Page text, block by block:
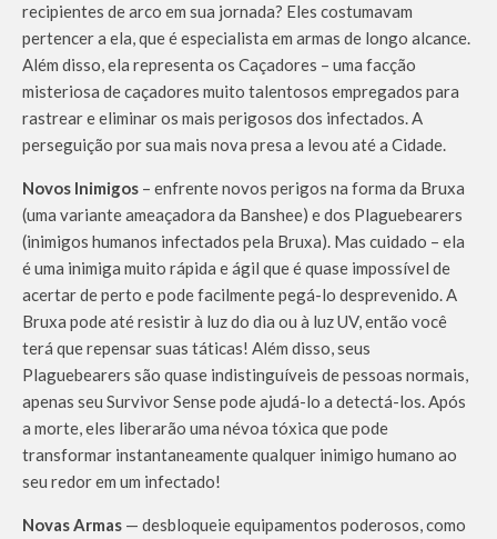
recipientes de arco em sua jornada? Eles costumavam
pertencer a ela, que é especialista em armas de longo alcance.
Além disso, ela representa os Caçadores – uma facção
misteriosa de caçadores muito talentosos empregados para
rastrear e eliminar os mais perigosos dos infectados. A
perseguição por sua mais nova presa a levou até a Cidade.
Novos Inimigos – enfrente novos perigos na forma da Bruxa
(uma variante ameaçadora da Banshee) e dos Plaguebearers
(inimigos humanos infectados pela Bruxa). Mas cuidado – ela
é uma inimiga muito rápida e ágil que é quase impossível de
acertar de perto e pode facilmente pegá-lo desprevenido. A
Bruxa pode até resistir à luz do dia ou à luz UV, então você
terá que repensar suas táticas! Além disso, seus
Plaguebearers são quase indistinguíveis de pessoas normais,
apenas seu Survivor Sense pode ajudá-lo a detectá-los. Após
a morte, eles liberarão uma névoa tóxica que pode
transformar instantaneamente qualquer inimigo humano ao
seu redor em um infectado!
Novas Armas — desbloqueie equipamentos poderosos, como